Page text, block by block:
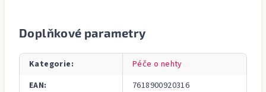
Doplňkové parametry
Kategorie:
Péče o nehty
EAN:
7618900920316